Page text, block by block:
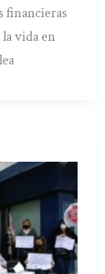
financieras
la vida en